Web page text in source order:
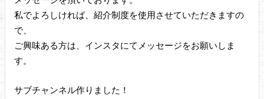
私でよろしければ、紹介制度を使用させていただきますの
で、
ご興味ある方は、インスタにてメッセージをお願いしま
す。
サブチャンネル作りました！